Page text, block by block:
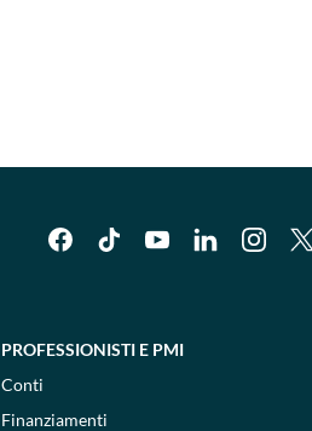
PROFESSIONISTI E PMI
Conti
Finanziamenti